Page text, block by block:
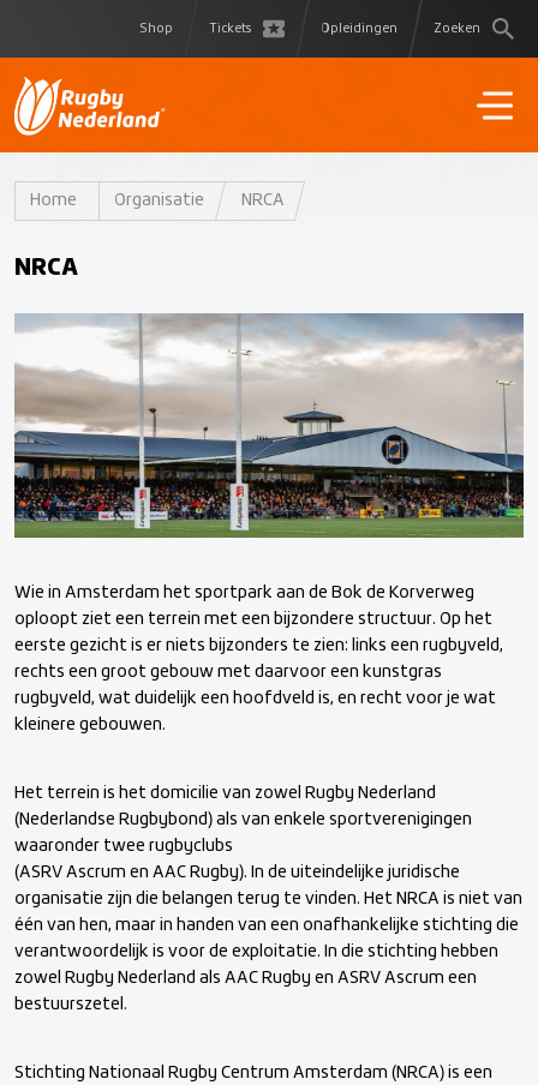
Shop Tickets Opleidingen Zoeken
Home Organisatie NRCA
NRCA
Wie in Amsterdam het sportpark aan de Bok de Korverweg
oploopt ziet een terrein met een bijzondere structuur. Op het
eerste gezicht is er niets bijzonders te zien: links een rugbyveld,
rechts een groot gebouw met daarvoor een kunstgras
rugbyveld, wat duidelijk een hoofdveld is, en recht voor je wat
kleinere gebouwen.
Het terrein is het domicilie van zowel Rugby Nederland
(Nederlandse Rugbybond) als van enkele sportverenigingen
waaronder twee rugbyclubs
(ASRV Ascrum en AAC Rugby). In de uiteindelijke juridische
organisatie zijn die belangen terug te vinden. Het NRCA is niet van
één van hen, maar in handen van een onafhankelijke stichting die
verantwoordelijk is voor de exploitatie. In die stichting hebben
zowel Rugby Nederland als AAC Rugby en ASRV Ascrum een
bestuurszetel.
Stichting Nationaal Rugby Centrum Amsterdam (NRCA) is een